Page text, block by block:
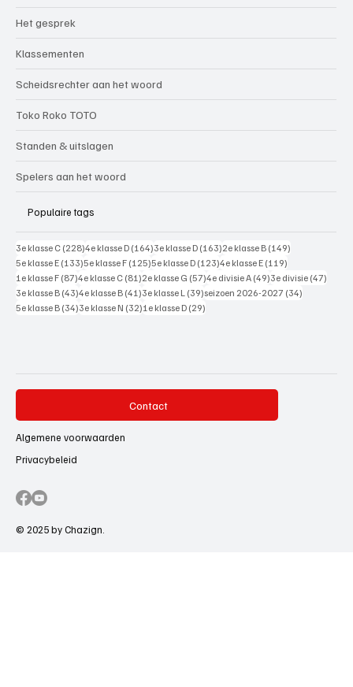
Het gesprek
Klassementen
Scheidsrechter aan het woord
Toko Roko TOTO
Standen & uitslagen
Spelers aan het woord
Populaire tags
3e klasse C (228)228 posts
4e klasse D (164)164 posts
3e klasse D (163)163 posts
2e klasse B (149)
5e klasse E (133)133 posts
5e klasse F (125)125 posts
5e klasse D (123)123 posts
4e klasse E (119)
1e klasse F (87)87 posts
4e klasse C (81)81 posts
2e klasse G (57)57 posts
4e divisie A (49)49 posts
3e divisie (47)
3e klasse B (43)43 posts
4e klasse B (41)41 posts
3e klasse L (39)39 posts
seizoen 2026-2027 (34)
5e klasse B (34)34 posts
3e klasse N (32)32 posts
1e klasse D (29)
Contact
Algemene voorwaarden
Privacybeleid
© 2025 by Chazign.